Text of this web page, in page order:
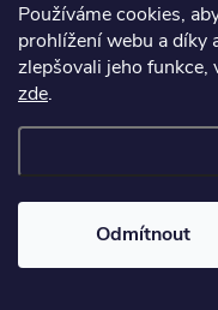
Používáme cookies,
prohlížení webu a díky
zlepšovali jeho
zde.
Odmítnout
Ověřený obchod
Tisíce zákazníků
5,0